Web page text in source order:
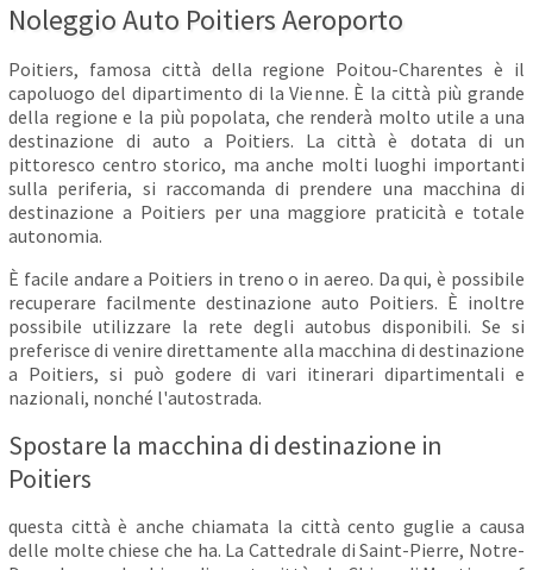
Noleggio Auto Poitiers Aeroporto
Poitiers, famosa città della regione Poitou-Charentes è il
capoluogo del dipartimento di la Vienne. È la città più grande
della regione e la più popolata, che renderà molto utile a una
destinazione di auto a Poitiers. La città è dotata di un
pittoresco centro storico, ma anche molti luoghi importanti
sulla periferia, si raccomanda di prendere una macchina di
destinazione a Poitiers per una maggiore praticità e totale
autonomia.
È facile andare a Poitiers in treno o in aereo. Da qui, è possibile
recuperare facilmente destinazione auto Poitiers. È inoltre
possibile utilizzare la rete degli autobus disponibili. Se si
preferisce di venire direttamente alla macchina di destinazione
a Poitiers, si può godere di vari itinerari dipartimentali e
nazionali, nonché l'autostrada.
Spostare la macchina di destinazione in
Poitiers
questa città è anche chiamata la città cento guglie a causa
delle molte chiese che ha. La Cattedrale di Saint-Pierre, Notre-